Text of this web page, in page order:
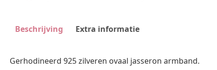
Beschrijving Extra informatie
Gerhodineerd 925 zilveren ovaal jasseron armband.